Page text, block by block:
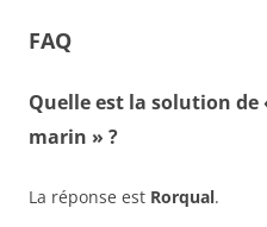
FAQ
Quelle est la solution
marin » ?
La réponse est Rorqual.